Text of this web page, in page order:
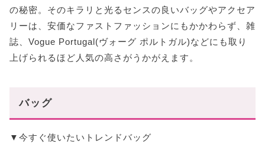
の秘密。そのキラリと光るセンスの良いバッグやアクセア
リーは、安価なファストファッションにもかかわらず、雑
誌、Vogue Portugal(ヴォーグ ポルトガル)などにも取り
上げられるほど人気の高さがうかがえます。
バッグ
▼今すぐ使いたいトレンドバッグ